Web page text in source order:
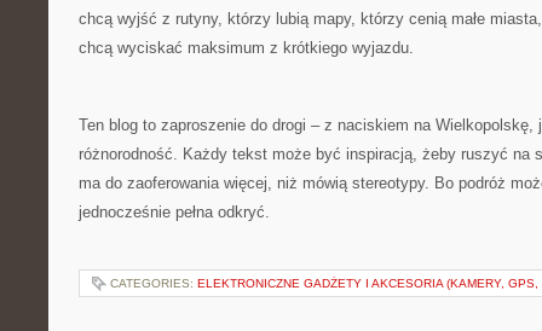
chcą wyjść z rutyny, którzy lubią mapy, którzy cenią małe
chcą wyciskać maksimum z krótkiego wyjazdu.
Ten blog to zaproszenie do drogi – z naciskiem na Wielkopolskę,
różnorodność. Każdy tekst może być inspiracją, żeby ruszyć na
ma do zaoferowania więcej, niż mówią stereotypy. Bo podróż
jednocześnie pełna odkryć.
CATEGORIES: ELEKTRONICZNE GADŻETY I AKCESORIA (KAMERY, GPS,